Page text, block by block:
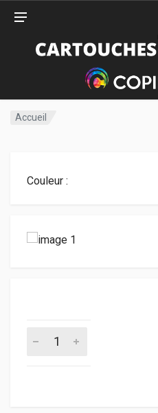
Accueil
Couleur :